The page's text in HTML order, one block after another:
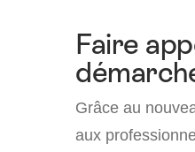
Faire
Grâce au
aux